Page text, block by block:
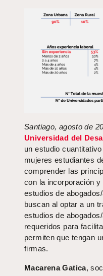
Santiago, agosto de
Universidad del
un estudio
mujeres estudiantes
comprender las
con la incorporación
estudios de
buscan al optar a un
estudios de
requeridos para
permiten que tengan
firmas.
Macarena Gatica,